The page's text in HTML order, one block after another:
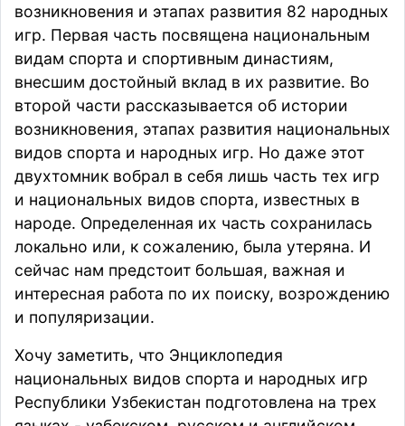
возникновения и этапах развития 82 народных
игр. Первая часть посвящена национальным
видам спорта и спортивным династиям,
внесшим достойный вклад в их развитие. Во
второй части рассказывается об истории
возникновения, этапах развития национальных
видов спорта и народных игр. Но даже этот
двухтомник вобрал в себя лишь часть тех игр
и национальных видов спорта, известных в
народе. Определенная их часть сохранилась
локально или, к сожалению, была утеряна. И
сейчас нам предстоит большая, важная и
интересная работа по их поиску, возрождению
и популяризации.
Хочу заметить, что Энциклопедия
национальных видов спорта и народных игр
Республики Узбекистан подготовлена на трех